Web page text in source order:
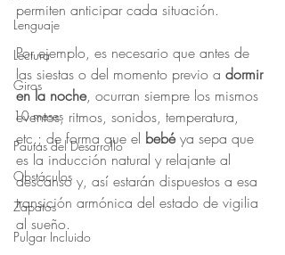
Lenguaje
Lectura
Giros
10 meses
Pautas del Desarrollo
Obstáculos
Zapatos
Pulgar Incluido
permiten anticipar cada situación.
Por ejemplo, es necesario que antes de
las siestas o del momento previo a dormir
en la noche, ocurran siempre los mismos
eventos, ritmos, sonidos, temperatura,
etc.; de forma que el bebé ya sepa que
es la inducción natural y relajante al
descanso y, así estarán dispuestos a esa
transición armónica del estado de vigilia
al sueño.